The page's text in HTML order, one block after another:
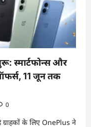
स्मार्टफोन्स और
11 जून तक
0
ग्राहकों के लिए OnePlus ने